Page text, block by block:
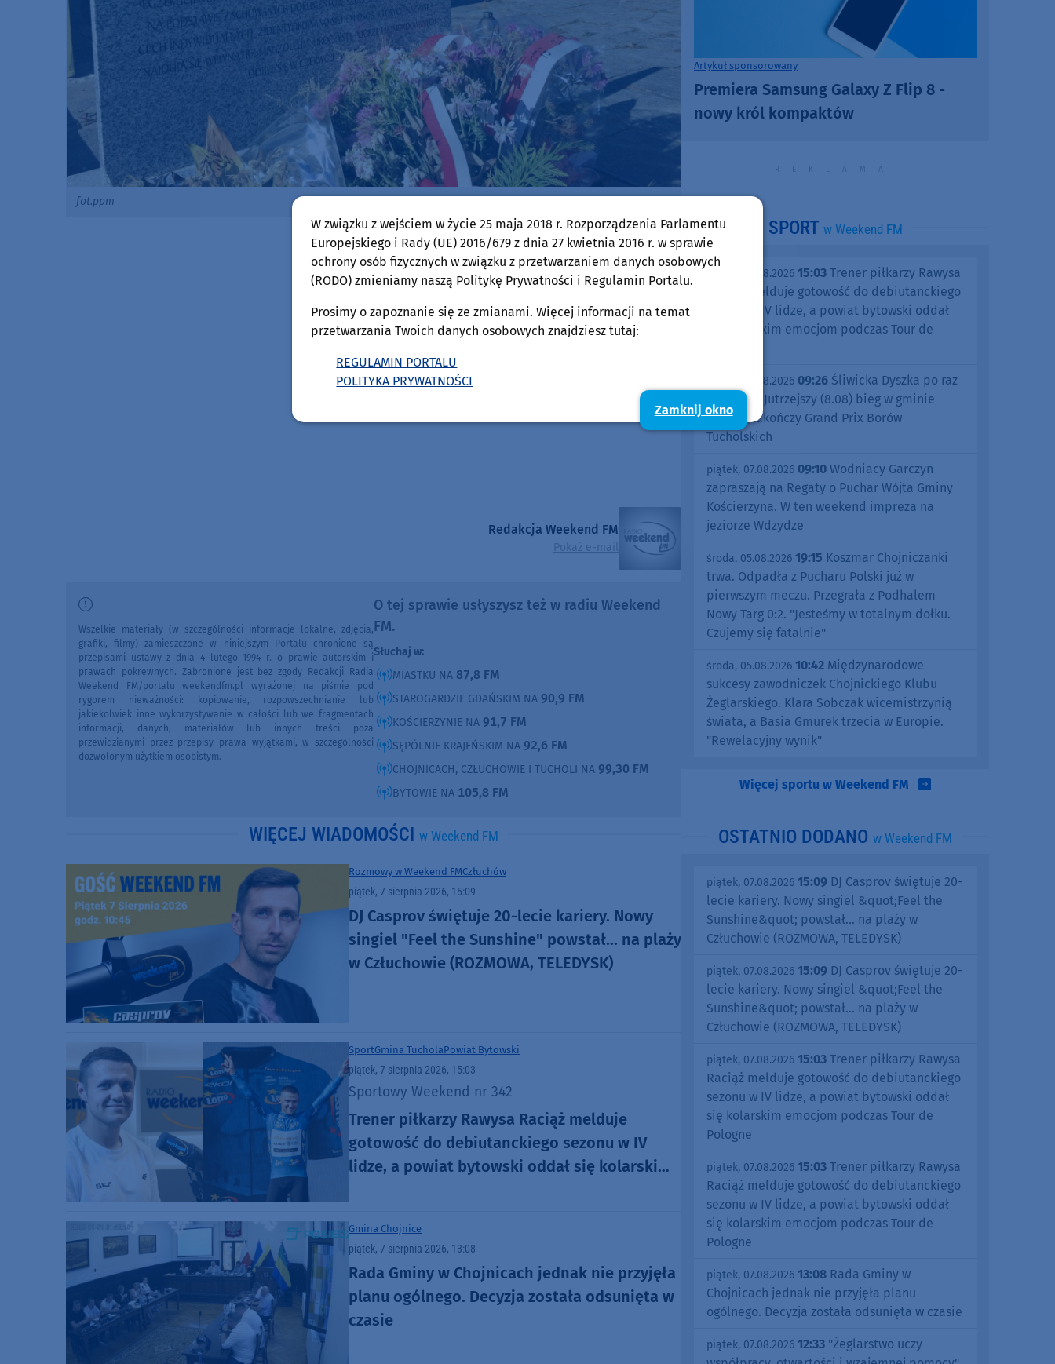
fot.ppm
Redakcja Weekend FM
Pokaż e-mail
O tej sprawie usłyszysz też w radiu Weekend
FM.
Słuchaj w:
MIASTKU NA 87,8 FM
STAROGARDZIE GDAŃSKIM NA 90,9 FM
KOŚCIERZYNIE NA 91,7 FM
SĘPÓLNIE KRAJEŃSKIM NA 92,6 FM
CHOJNICACH, CZŁUCHOWIE I TUCHOLI NA 99,30 FM
BYTOWIE NA 105,8 FM
Wszelkie materiały (w szczególności informacje lokalne, zdjęcia,
grafiki, filmy) zamieszczone w niniejszym Portalu chronione są
przepisami ustawy z dnia 4 lutego 1994 r. o prawie autorskim i
prawach pokrewnych. Zabronione jest bez zgody Redakcji Radia
Weekend FM/portalu weekendfm.pl wyrażonej na piśmie pod
rygorem nieważności: kopiowanie, rozpowszechnianie lub
jakiekolwiek inne wykorzystywanie w całości lub we fragmentach
informacji, danych, materiałów lub innych treści poza
przewidzianymi przez przepisy prawa wyjątkami, w szczególności
dozwolonym użytkiem osobistym.
WIĘCEJ WIADOMOŚCI w Weekend FM
Rozmowy w Weekend FMCzłuchów
piątek, 7 sierpnia 2026, 15:09
DJ Casprov świętuje 20-lecie kariery. Nowy
singiel "Feel the Sunshine" powstał... na plaży
w Człuchowie (ROZMOWA, TELEDYSK)
SportGmina TucholaPowiat Bytowski
piątek, 7 sierpnia 2026, 15:03
Sportowy Weekend nr 342
Trener piłkarzy Rawysa Raciąż melduje
gotowość do debiutanckiego sezonu w IV
lidze, a powiat bytowski oddał się kolarskim
Gmina Chojnice
piątek, 7 sierpnia 2026, 13:08
Rada Gminy w Chojnicach jednak nie przyjęła
planu ogólnego. Decyzja została odsunięta w
czasie
Artykuł sponsorowany
Premiera Samsung Galaxy Z Flip 8 -
nowy król kompaktów
SPORT w Weekend FM
piątek, 07.08.2026 15:03 Trener piłkarzy Rawysa
Raciąż melduje gotowość do debiutanckiego
sezonu w IV lidze, a powiat bytowski oddał
się kolarskim emocjom podczas Tour de
piątek, 07.08.2026 09:26 Śliwicka Dyszka po raz
dziesiąty. Jutrzejszy (8.08) bieg w gminie
Śliwice zakończy Grand Prix Borów
Tucholskich
piątek, 07.08.2026 09:10 Wodniacy Garczyn
zapraszają na Regaty o Puchar Wójta Gminy
Kościerzyna. W ten weekend impreza na
jeziorze Wdzydze
środa, 05.08.2026 19:15 Koszmar Chojniczanki
trwa. Odpadła z Pucharu Polski już w
pierwszym meczu. Przegrała z Podhalem
Nowy Targ 0:2. "Jesteśmy w totalnym dołku.
Czujemy się fatalnie"
środa, 05.08.2026 10:42 Międzynarodowe
sukcesy zawodniczek Chojnickiego Klubu
Żeglarskiego. Klara Sobczak wicemistrzynią
świata, a Basia Gmurek trzecia w Europie.
"Rewelacyjny wynik"
Więcej sportu w Weekend FM
OSTATNIO DODANO w Weekend FM
piątek, 07.08.2026 15:09 DJ Casprov świętuje 20-
lecie kariery. Nowy singiel &quot;Feel the
Sunshine&quot; powstał... na plaży w
Człuchowie (ROZMOWA, TELEDYSK)
piątek, 07.08.2026 15:09 DJ Casprov świętuje 20-
lecie kariery. Nowy singiel &quot;Feel the
Sunshine&quot; powstał... na plaży w
Człuchowie (ROZMOWA, TELEDYSK)
piątek, 07.08.2026 15:03 Trener piłkarzy Rawysa
Raciąż melduje gotowość do debiutanckiego
sezonu w IV lidze, a powiat bytowski oddał
się kolarskim emocjom podczas Tour de
Pologne
piątek, 07.08.2026 15:03 Trener piłkarzy Rawysa
Raciąż melduje gotowość do debiutanckiego
sezonu w IV lidze, a powiat bytowski oddał
się kolarskim emocjom podczas Tour de
Pologne
piątek, 07.08.2026 13:08 Rada Gminy w
Chojnicach jednak nie przyjęła planu
ogólnego. Decyzja została odsunięta w czasie
piątek, 07.08.2026 12:33 "Żeglarstwo uczy
W związku z wejściem w życie 25 maja 2018 r. Rozporządzenia Parlamentu
Europejskiego i Rady (UE) 2016/679 z dnia 27 kwietnia 2016 r. w sprawie
ochrony osób fizycznych w związku z przetwarzaniem danych osobowych
(RODO) zmieniamy naszą Politykę Prywatności i Regulamin Portalu.
Prosimy o zapoznanie się ze zmianami. Więcej informacji na temat
przetwarzania Twoich danych osobowych znajdziesz tutaj:
REGULAMIN PORTALU
POLITYKA PRYWATNOŚCI
Zamknij okno